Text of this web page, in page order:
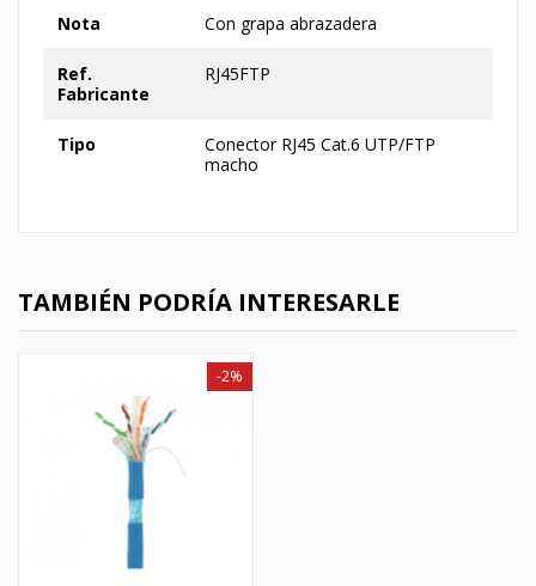
Nota Con grapa abrazadera
Ref.
Fabricante
RJ45FTP
Tipo
Conector RJ45 Cat.6 UTP/FTP
macho
TAMBIÉN PODRÍA INTERESARLE
-2%